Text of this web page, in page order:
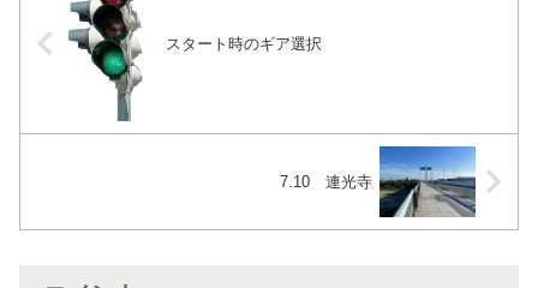
スタート時のギア選択
7.10 連光寺